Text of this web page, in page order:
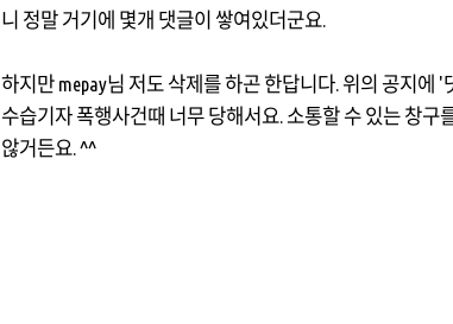
니 정말 거기에 몇개 댓글이 쌓여있더군요
하지만 mepay님 저도 삭제를 하곤 한답니다 위의 공지에 '
수습기자 폭행사건때 너무 당해서요 소통할 수 있는 창구
않거든요 . ^^